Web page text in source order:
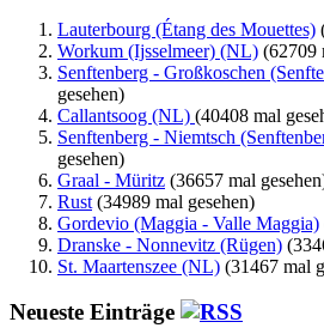
Lauterbourg (Étang des Mouettes)
Workum (Ijsselmeer) (NL) (62709
Senftenberg - Großkoschen
gesehen)
Callantsoog (NL) (40408 mal
Senftenberg - Niemtsch
gesehen)
Graal - Müritz (36657 mal
Rust (34989 mal gesehen)
Gordevio (Maggia - Valle Maggia)
Dranske - Nonnevitz (Rügen)
St. Maartenszee (NL) (31467 mal
Neueste Einträge